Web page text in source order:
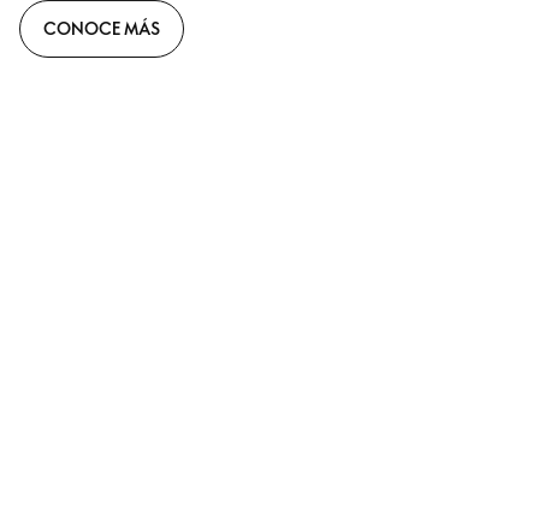
CONOCE MÁS